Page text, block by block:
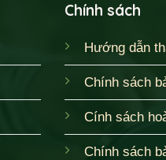
Chính sách
Hướng dẫn
Chính sách
Cính sách
Chính sách